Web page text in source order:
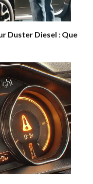
Duster Diesel : Que